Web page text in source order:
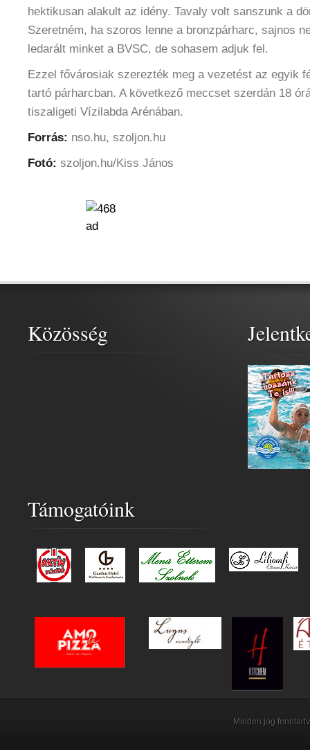
hektikusan alakult az idény. Tavaly volt sanszunk a
Szeretném, ha szoros lenne a bronzpárharc, sajnos
ledarált minket a BVSC, de sohasem adjuk fel.
Ezzel fővárosiak szerezték meg a vezetést az egyik
tartó párharcban. A következő meccset szerdán 18
tiszaligeti Vízilabda Arénában.
Forrás: nso.hu, szoljon.hu
Fotó: szoljon.hu/Kiss János
Közösség
Támogatóink
Minden jog